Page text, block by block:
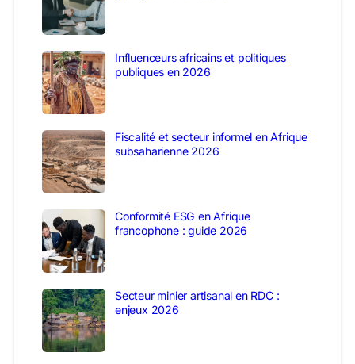
Influenceurs africains et politiques
publiques en 2026
Fiscalité et secteur informel en Afrique
subsaharienne 2026
Conformité ESG en Afrique
francophone : guide 2026
Secteur minier artisanal en RDC :
enjeux 2026